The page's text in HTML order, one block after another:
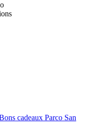
cadeaux Parco San